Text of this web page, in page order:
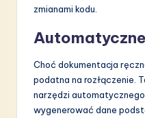
zmianami kodu.
Choć dokumentacja
podatna na rozłączenie.
narzędzi
wygenerować dane